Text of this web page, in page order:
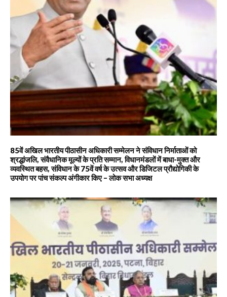
85वें अखिल भारतीय पीठासीन अधिकारी सम्मेलन ने संविधान निर्माताओं को
श्रद्धांजलि, संवैधानिक मूल्यों के प्रति सम्मान, विधानमंडलों में बाधा-मुक्त और
व्यवस्थित बहस, संविधान के 75वें वर्ष के उत्सव और डिजिटल प्रौद्योगिकी के
उपयोग पर पांच संकल्प अंगीकार किए – लोक सभा अध्यक्ष